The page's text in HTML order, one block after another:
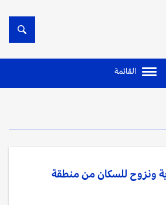
القائمة
ونزوح للسكان من منطقة